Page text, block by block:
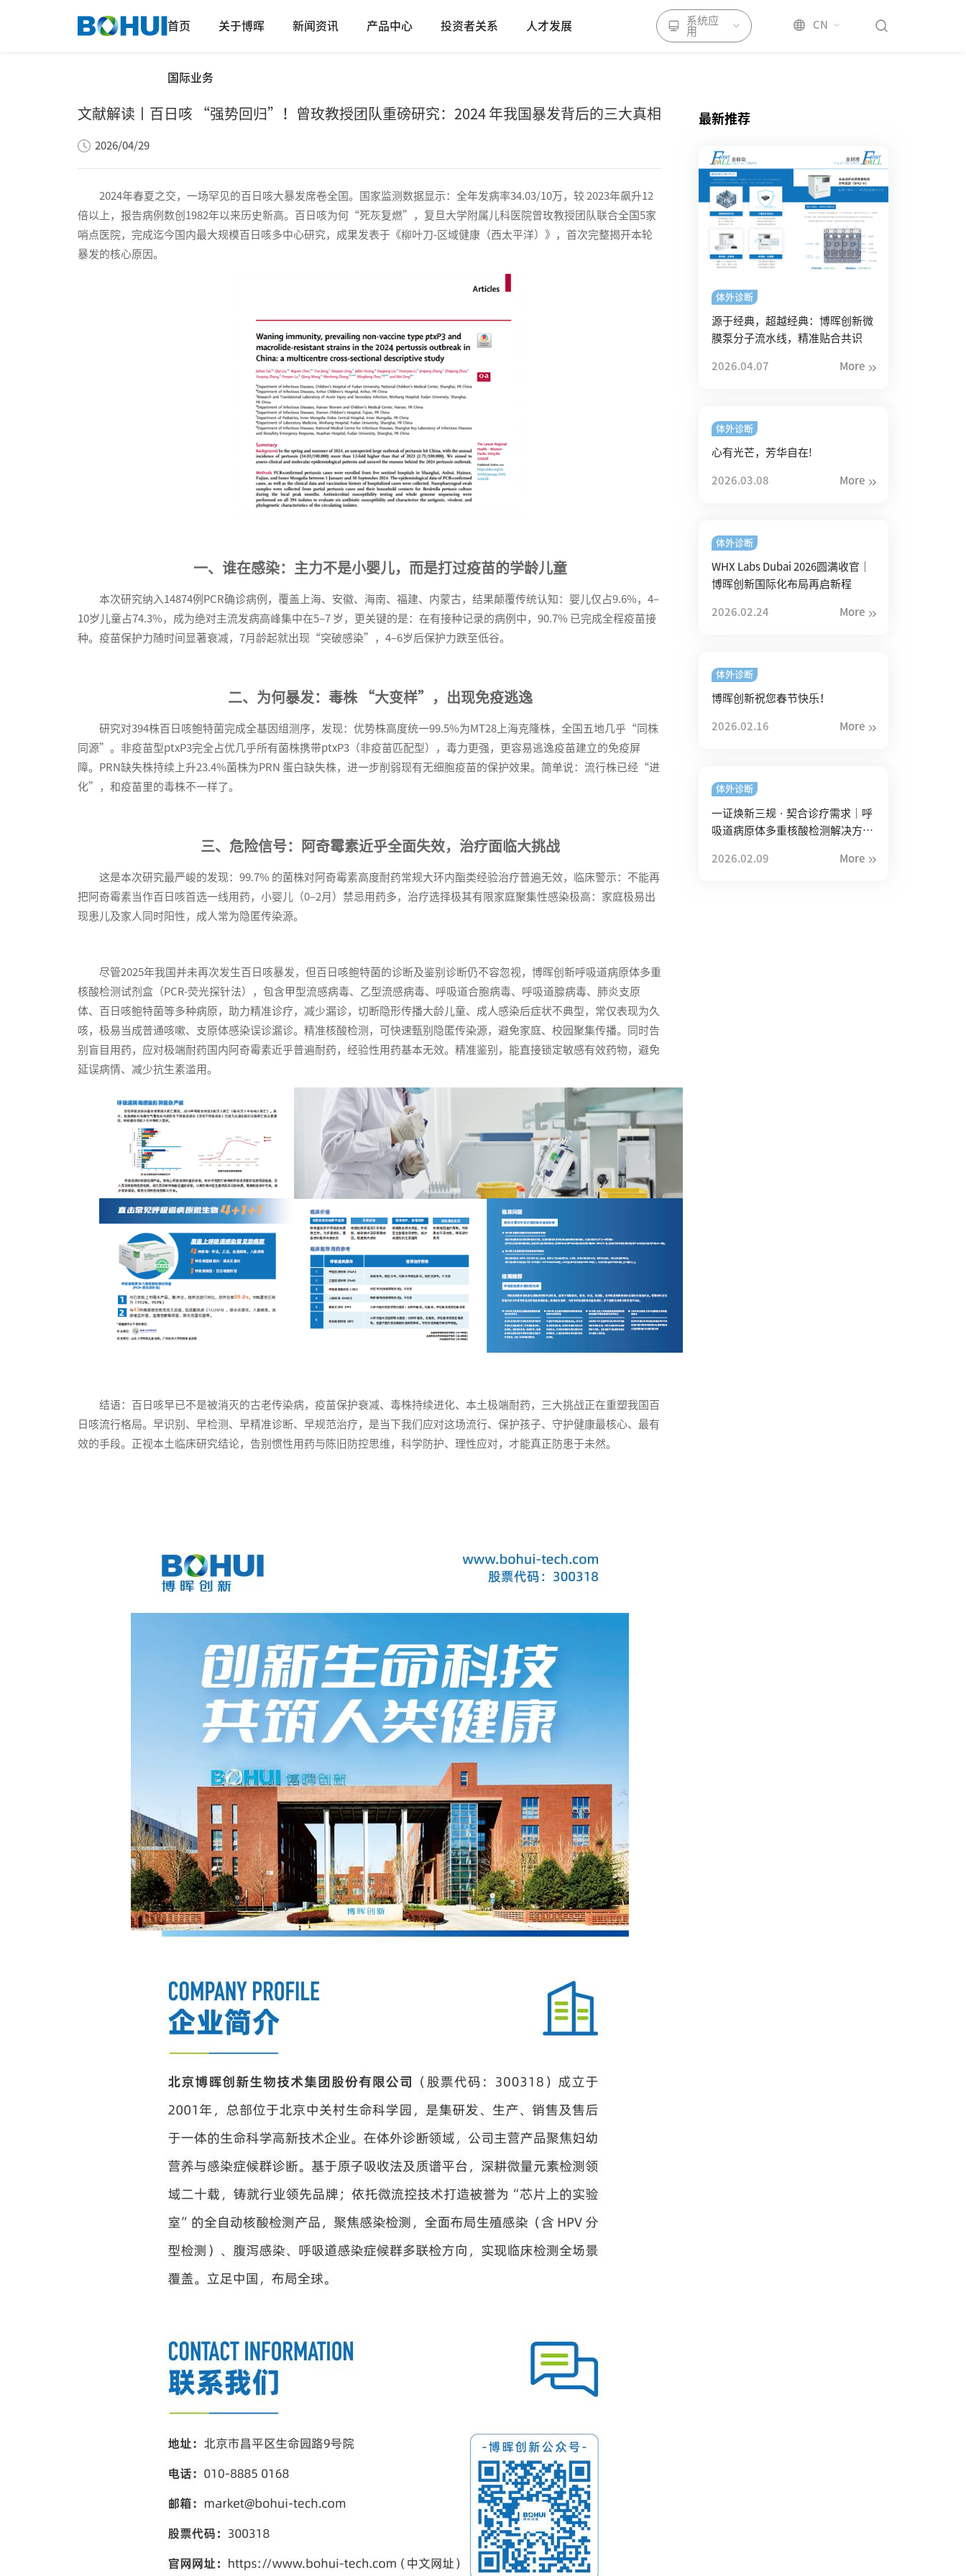
首页 关于博晖 新闻资讯 产品中心 投资者关系 人才发展
国际业务
系统应
用
CN
文献解读丨百日咳 “强势回归”！曾玫教授团队重磅研究：2024 年我国暴发背后的三大真相
2026/04/29
2024年春夏之交，一场罕见的百日咳大暴发席卷全国。国家监测数据显示：全年发病率34.03/10万，较 2023年飙升12
倍以上，报告病例数创1982年以来历史新高。百日咳为何“死灰复燃”，复旦大学附属儿科医院曾玫教授团队联合全国5家
哨点医院，完成迄今国内最大规模百日咳多中心研究，成果发表于《柳叶刀-区域健康（西太平洋）》，首次完整揭开本轮
暴发的核心原因。
一、谁在感染：主力不是小婴儿，而是打过疫苗的学龄儿童
本次研究纳入14874例PCR确诊病例，覆盖上海、安徽、海南、福建、内蒙古，结果颠覆传统认知：婴儿仅占9.6%，4–
10岁儿童占74.3%，成为绝对主流发病高峰集中在5–7 岁，更关键的是：在有接种记录的病例中，90.7% 已完成全程疫苗接
种。疫苗保护力随时间显著衰减，7月龄起就出现“突破感染”，4–6岁后保护力跌至低谷。
二、为何暴发：毒株 “大变样”，出现免疫逃逸
研究对394株百日咳鲍特菌完成全基因组测序，发现：优势株高度统一99.5%为MT28上海克隆株，全国五地几乎“同株
同源”。非疫苗型ptxP3完全占优几乎所有菌株携带ptxP3（非疫苗匹配型），毒力更强，更容易逃逸疫苗建立的免疫屏
障。PRN缺失株持续上升23.4%菌株为PRN 蛋白缺失株，进一步削弱现有无细胞疫苗的保护效果。简单说：流行株已经“进
化”，和疫苗里的毒株不一样了。
三、危险信号：阿奇霉素近乎全面失效，治疗面临大挑战
这是本次研究最严峻的发现：99.7% 的菌株对阿奇霉素高度耐药常规大环内酯类经验治疗普遍无效，临床警示：不能再
把阿奇霉素当作百日咳首选一线用药，小婴儿（0–2月）禁忌用药多，治疗选择极其有限家庭聚集性感染极高：家庭极易出
现患儿及家人同时阳性，成人常为隐匿传染源。
尽管2025年我国并未再次发生百日咳暴发，但百日咳鲍特菌的诊断及鉴别诊断仍不容忽视，博晖创新呼吸道病原体多重
核酸检测试剂盒（PCR-荧光探针法），包含甲型流感病毒、乙型流感病毒、呼吸道合胞病毒、呼吸道腺病毒、肺炎支原
体、百日咳鲍特菌等多种病原，助力精准诊疗，减少漏诊，切断隐形传播大龄儿童、成人感染后症状不典型，常仅表现为久
咳，极易当成普通咳嗽、支原体感染误诊漏诊。精准核酸检测，可快速甄别隐匿传染源，避免家庭、校园聚集传播。同时告
别盲目用药，应对极端耐药国内阿奇霉素近乎普遍耐药，经验性用药基本无效。精准鉴别，能直接锁定敏感有效药物，避免
延误病情、减少抗生素滥用。
结语：百日咳早已不是被消灭的古老传染病，疫苗保护衰减、毒株持续进化、本土极端耐药，三大挑战正在重塑我国百
日咳流行格局。早识别、早检测、早精准诊断、早规范治疗，是当下我们应对这场流行、保护孩子、守护健康最核心、最有
效的手段。正视本土临床研究结论，告别惯性用药与陈旧防控思维，科学防护、理性应对，才能真正防患于未然。
最新推荐
体外诊断
源于经典，超越经典：博晖创新微
膜泵分子流水线，精准贴合共识
2026.04.07 More
体外诊断
心有光芒，芳华自在!
2026.03.08 More
体外诊断
WHX Labs Dubai 2026圆满收官｜
博晖创新国际化布局再启新程
2026.02.24 More
体外诊断
博晖创新祝您春节快乐！
2026.02.16 More
体外诊断
一证焕新三规 · 契合诊疗需求｜呼
吸道病原体多重核酸检测解决方案
2026.02.09
More